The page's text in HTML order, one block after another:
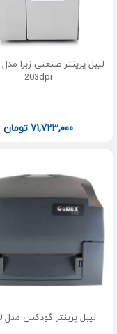
203dpi
71,723,000تومان
لیبل پرینتر گودکس مدل G500